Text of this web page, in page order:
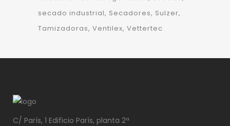
secado industrial Secadores Sulzer
Tamizadoras Ventilex Vettertec
C/ París, 1 Edificio París, planta 2ª